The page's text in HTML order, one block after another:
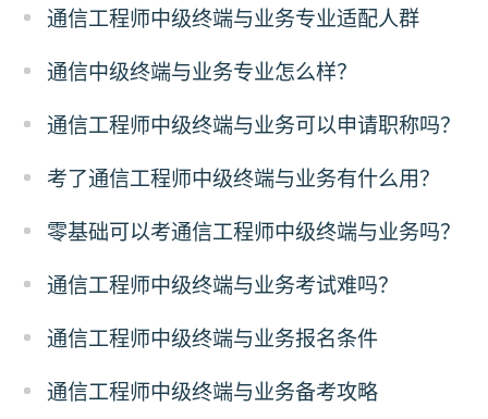
通信工程师中级终端与业务专业适配人群
通信中级终端与业务专业怎么样？
通信工程师中级终端与业务可以申请职称吗？
考了通信工程师中级终端与业务有什么用？
零基础可以考通信工程师中级终端与业务吗？
通信工程师中级终端与业务考试难吗？
通信工程师中级终端与业务报名条件
通信工程师中级终端与业务备考攻略